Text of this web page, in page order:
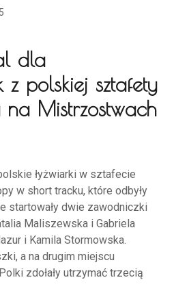
dla
z polskiej sztafety
Mistrzostwach
łyżwiarki w sztafecie
w short tracku, które odbyły
startowały dwie zawodniczki
Maliszewska i Gabriela
i Kamila Stormowska.
a na drugim miejscu
zdołały utrzymać trzecią